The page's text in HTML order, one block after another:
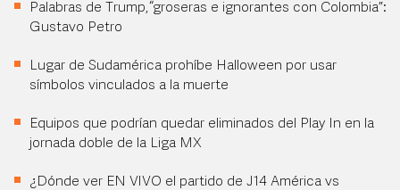
Palabras de Trump, “groseras e ignorantes con Colombia”:
Gustavo Petro
Lugar de Sudamérica prohíbe Halloween por usar
símbolos vinculados a la muerte
Equipos que podrían quedar eliminados del Play In en la
jornada doble de la Liga MX
¿Dónde ver EN VIVO el partido de J14 América vs